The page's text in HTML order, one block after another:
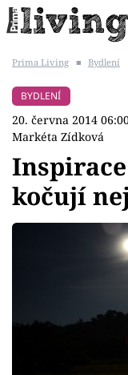
BYDLENÍ SLAVNÝCH
Témata
Design
Prima Living ■ Bydlení
BYDLENÍ
20. června 2014
Markéta Zídková
kočují